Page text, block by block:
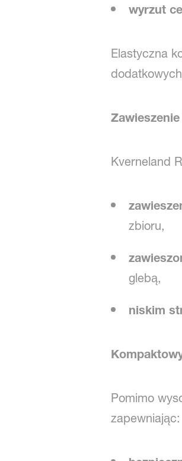
wyrzut
Elastyczna
Kverneland
zbioru,
glebą,
niskim
Pomimo
zapewniając: